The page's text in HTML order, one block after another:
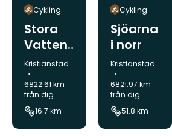
Cykling
Stora
Vattenr
iketrun
dan
naturu
m -
Kommun:
Kristianstad
6822.61 km
från dig
16.7 km
Cykling
Sjöarna
i norr
Kommun:
Kristianstad
6821.97 km
från dig
51.8 km